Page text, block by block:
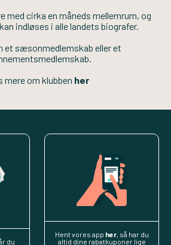
med cirka en måneds mellemrum, og
indløses i alle landets biografer.
et sæsonmedlemskab eller et
mere om klubben her
du
Hent vores app her, så har du
altid dine rabatkuponer lige